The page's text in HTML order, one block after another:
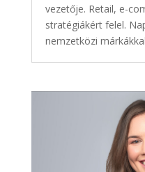
vezetője. Retail, e-
stratégiákért felel.
nemzetközi